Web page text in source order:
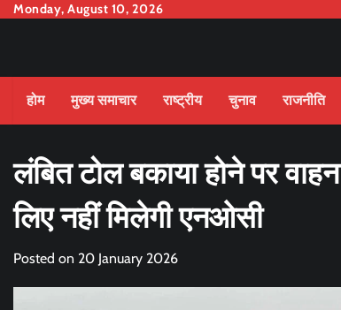
SkipMonday, August 10, 2026
होम मुख्य समाचार राष्ट्रीय चुनाव राजनीति
लंबित टोल बकाया होने पर
लिए नहीं मिलेगी एनओसी
Posted on 20 January 2026